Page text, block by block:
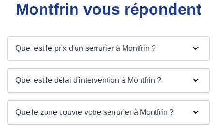
Montfrin vous répondent
Quel est le prix d'un serrurier à Montfrin ?
Quel est le délai d'intervention à Montfrin ?
Quelle zone couvre votre serrurier à Montfrin ?